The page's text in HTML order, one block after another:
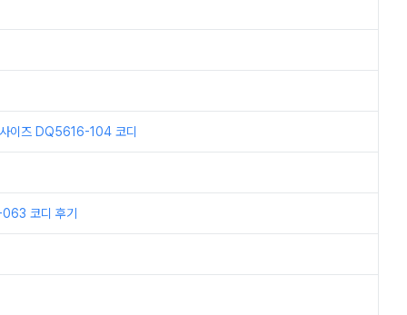
사이즈 DQ5616-104 코디
코디 후기